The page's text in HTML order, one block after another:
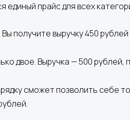
единый прайс для всех
получите выручку 450
двое. Выручка — 500 рублей,
сможет позволить себе